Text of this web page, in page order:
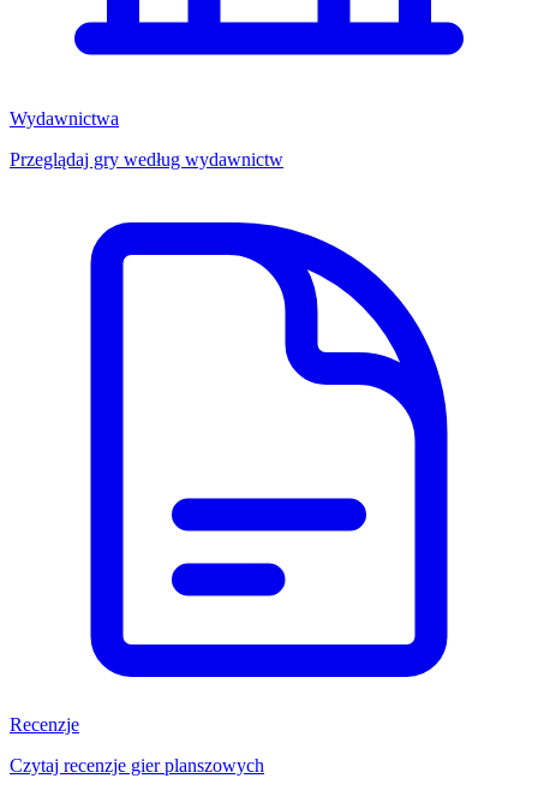
Wydawnictwa
Przeglądaj gry według wydawnictw
Recenzje
Czytaj recenzje gier planszowych